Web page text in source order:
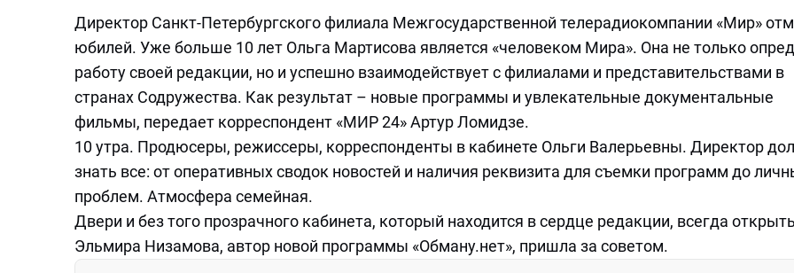
Директор Санкт-Петербургского филиала Межгосударственной телерадиокомпании «Мир»
юбилей. Уже больше 10 лет Ольга Мартисова является «человеком Мира». Она не только
работу своей редакции, но и успешно взаимодействует с филиалами и представительствами в
странах Содружества. Как результат – новые программы и увлекательные документальные
фильмы, передает корреспондент «МИР 24» Артур Ломидзе.
10 утра. Продюсеры, режиссеры, корреспонденты в кабинете Ольги Валерьевны. Директор
знать все: от оперативных сводок новостей и наличия реквизита для съемки программ до
проблем. Атмосфера семейная.
Двери и без того прозрачного кабинета, который находится в сердце редакции, всегда
Эльмира Низамова, автор новой программы «Обману.нет», пришла за советом.